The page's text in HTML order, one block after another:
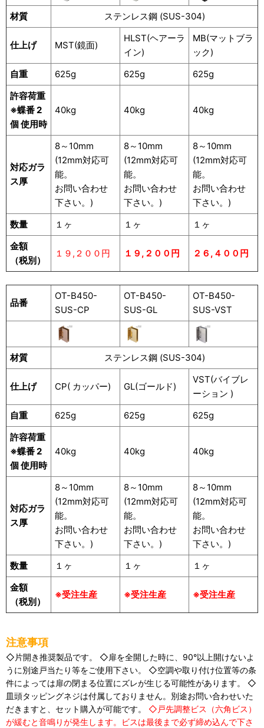
材質 ステンレス鋼 (SUS-304)
仕上げ MST(鏡面)
HLST(ヘアーラ
イン)
MB(マットブラ
ック)
自重
625g 625g
625g
許容荷重
※蝶番 2
個 使用時
40kg 40kg 40kg
対応ガラ
ス厚
8～10mm
(12mm対応可
能。
お問い合わせ
下さい。)
8～10mm
(12mm対応可
能。
お問い合わせ
下さい。)
8～10mm
(12mm対応可
能。
お問い合わせ
下さい。)
数量
１ヶ １ヶ
１ヶ
金額
（税別）
１９,２００円 １９,２００円 ２６,４００円
品番
OT-B450-
SUS-CP
OT-B450-
SUS-GL
OT-B450-
SUS-VST
材質 ステンレス鋼 (SUS-304)
仕上げ CP( カッパー) GL(ゴールド)
VST(バイブレ
ーション )
自重
625g 625g
625g
許容荷重
※蝶番 2
個 使用時
40kg 40kg 40kg
対応ガラ
ス厚
8～10mm
(12mm対応可
能。
お問い合わせ
下さい。)
8～10mm
(12mm対応可
能。
お問い合わせ
下さい。)
8～10mm
(12mm対応可
能。
お問い合わせ
下さい。)
数量
１ヶ １ヶ
１ヶ
金額
（税別）
※受注生産 ※受注生産 ※受注生産
注意事項
◇片開き推奨製品です。 ◇扉を全開した時に、90°以上開けないよ
うに別途戸当たり等をご使用下さい。 ◇空調や取り付け位置等の条
件によっては扉の閉まる位置にズレが生じる可能性があります。 ◇
皿頭タッピングネジは付属しておりません。別途お問い合わせいた
だきますと、セット購入が可能です。 ◇戸先調整ビス（六角ビス）
が緩むと音鳴りが発生します。ビスは最後まで必ず締め込んで下さ